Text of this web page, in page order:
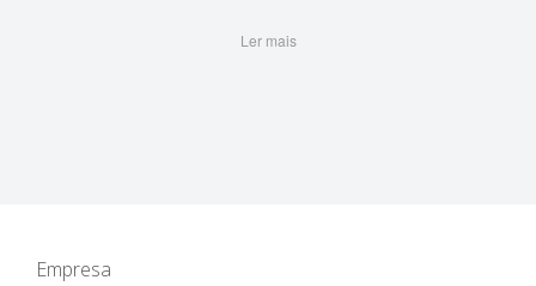
Ler mais
Empresa